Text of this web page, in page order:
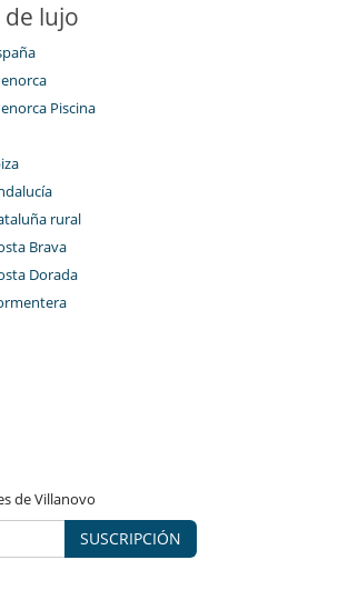
de lujo
Piscina
rural
Brava
Dorada
de Villanovo
SUSCRIPCIÓN